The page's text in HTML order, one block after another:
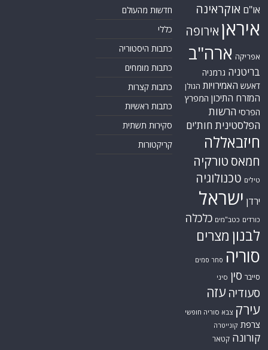
או"ם אוקראינה
איראן אירופה
אפריקה ארה"ב
בריטניה גרמניה
דאעש האמירויות הגולן
המזרח התיכון המפרץ
הפרסי הרשות
הפלסטינית חות'ים
חיזבאללה
חמאס טורקיה
טילים טכנולוגיה
ירדן ישראל
כורדים כטב"מים כלכלה
לבנון מצרים
סוריה סחר סמים
סייבר סין סיני
סעודיה עזה
עירק צבא סוריה חופשי
צרפת קונייטרה
קורונה קטאר
חדשות מהעולם
כללי
כתבות היסטוריה
כתבות מומחים
כתבות קצרות
כתבות ראשיות
סקירות תשתית
קריקטורות